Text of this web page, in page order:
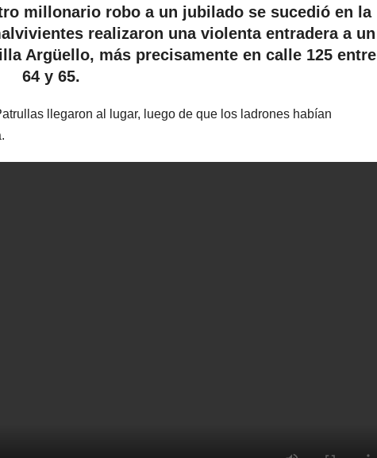
millonario robo a un jubilado se sucedió en la
realizaron una violenta entradera a un
Argüello, más precisamente en calle 125 entre
64 y 65.
llegaron al lugar, luego de que los ladrones habían